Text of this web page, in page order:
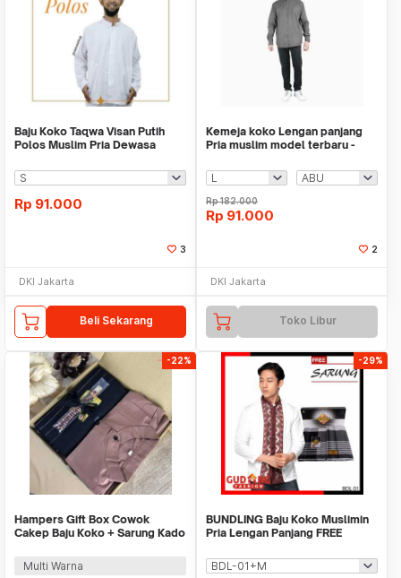
Baju Koko Taqwa Visan Putih
Polos Muslim Pria Dewasa
Rp 91.000
3
DKI Jakarta
Beli Sekarang
Kemeja koko Lengan panjang
Pria muslim model terbaru -
Rp182.000
Rp 91.000
2
DKI Jakarta
Toko Libur
-22%
Hampers Gift Box Cowok
Cakep Baju Koko + Sarung Kado
Multi Warna
-29%
BUNDLING Baju Koko Muslimin
Pria Lengan Panjang FREE